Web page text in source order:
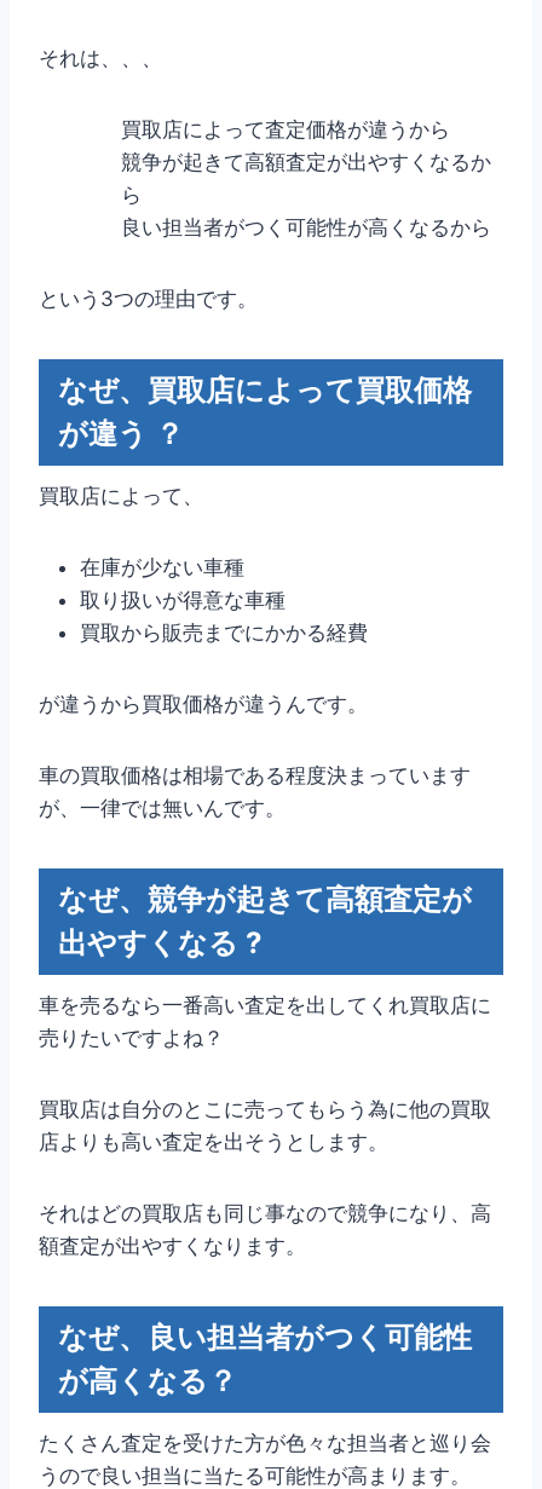
それは、、、
買取店によって査定価格が違うから
競争が起きて高額査定が出やすくなるか
ら
良い担当者がつく可能性が高くなるから
という3つの理由です。
なぜ、買取店によって買取価格
が違う ？
買取店によって、
在庫が少ない車種
取り扱いが得意な車種
買取から販売までにかかる経費
が違うから買取価格が違うんです。
車の買取価格は相場である程度決まっています
が、一律では無いんです。
なぜ、競争が起きて高額査定が
出やすくなる ?
車を売るなら一番高い査定を出してくれ買取店に
売りたいですよね？
買取店は自分のとこに売ってもらう為に他の買取
店よりも高い査定を出そうとします。
それはどの買取店も同じ事なので競争になり、高
額査定が出やすくなります。
なぜ、良い担当者がつく可能性
が高くなる？
たくさん査定を受けた方が色々な担当者と巡り会
うので良い担当に当たる可能性が高まります。